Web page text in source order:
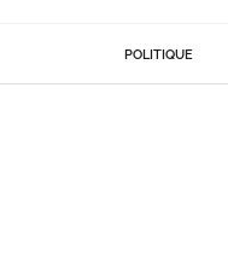
POLITIQUE